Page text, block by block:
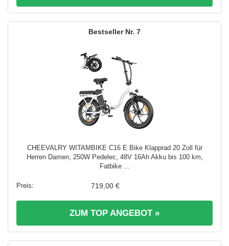
7
CHEEVALRY WITAMBIKE C16 E Bike Klapprad 20 Zoll für
Herren Damen, 250W Pedelec, 48V 16Ah Akku bis 100 km,
Fatbike ...
719,00 €
ZUM TOP ANGEBOT »